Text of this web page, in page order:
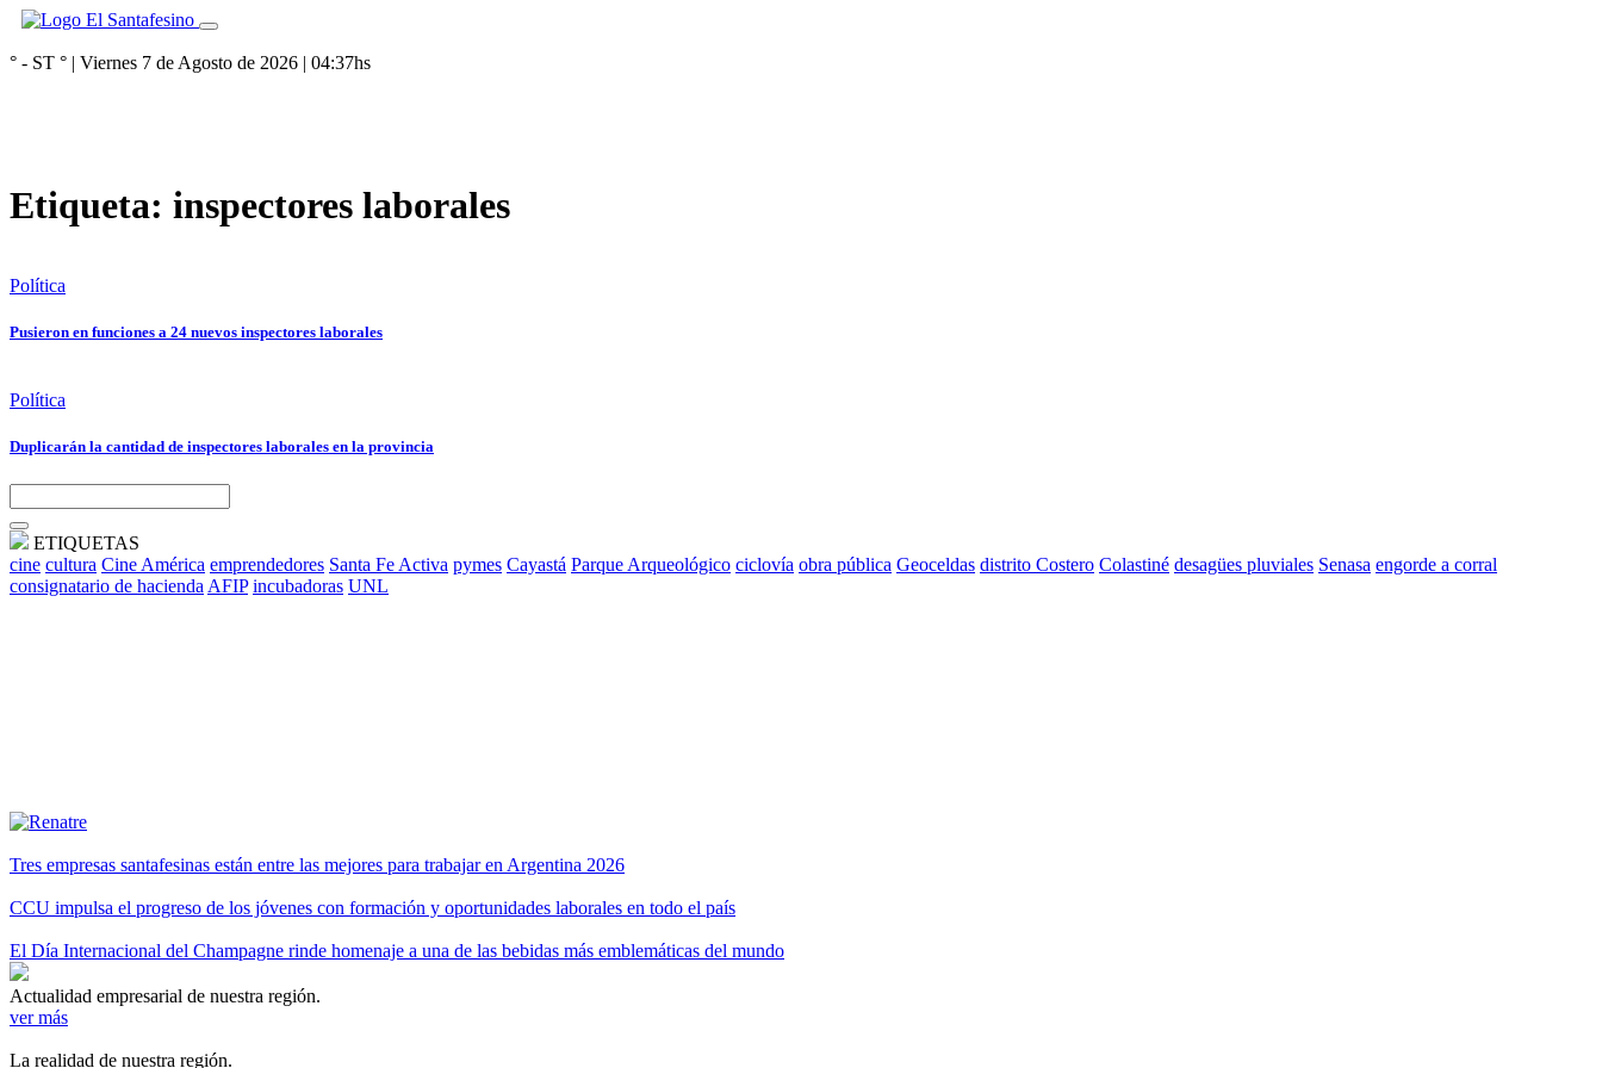
° - ST ° | Viernes 7 de Agosto de 2026 | 04:37hs
Etiqueta: inspectores laborales
Política
Pusieron en funciones a 24 nuevos inspectores laborales
Política
Duplicarán la cantidad de inspectores laborales en la provincia
ETIQUETAS
cine cultura Cine América emprendedores Santa Fe Activa pymes Cayastá Parque Arqueológico ciclovía obra pública Geoceldas distrito Costero Colastiné desagües pluviales Senasa engorde a corral
consignatario de hacienda AFIP incubadoras UNL
Tres empresas santafesinas están entre las mejores para trabajar en Argentina 2026
CCU impulsa el progreso de los jóvenes con formación y oportunidades laborales en todo el país
El Día Internacional del Champagne rinde homenaje a una de las bebidas más emblemáticas del mundo
Actualidad empresarial de nuestra región.
ver más
La realidad de nuestra región.